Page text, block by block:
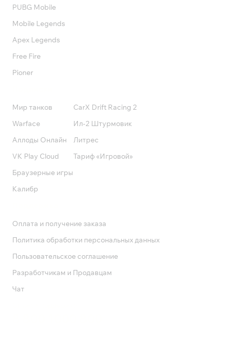
PUBG Mobile
Mobile Legends
Apex Legends
Free Fire
Pioner
Мир танков
Warface
Аллоды Онлайн
VK Play Cloud
Браузерные игры
Калибр
CarX Drift Racing 2
Ил-2 Штурмовик
Литрес
Тариф «Игровой»
Оплата и получение заказа
Политика обработки персональных данных
Пользовательское соглашение
Разработчикам и Продавцам
Чат